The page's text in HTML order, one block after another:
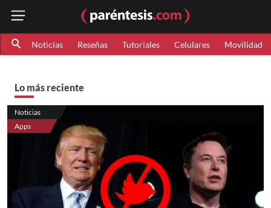
Noticias Reseñas Tutoriales Celulares Movilidad
Lo más reciente
Noticias
Apps